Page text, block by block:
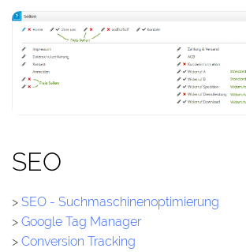
SEO
> SEO - Suchmaschinenoptimierung
> Google Tag Manager
> Conversion Tracking